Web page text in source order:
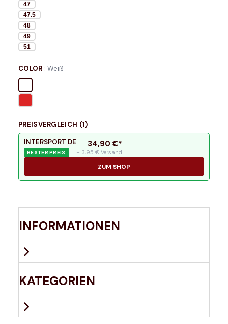
47
47.5
48
49
51
COLOR : Weiß
PREISVERGLEICH (1)
INTERSPORT DE
BESTER PREIS
34,90 €*
+ 3,95 € Versand
ZUM SHOP
INFORMATIONEN
KATEGORIEN